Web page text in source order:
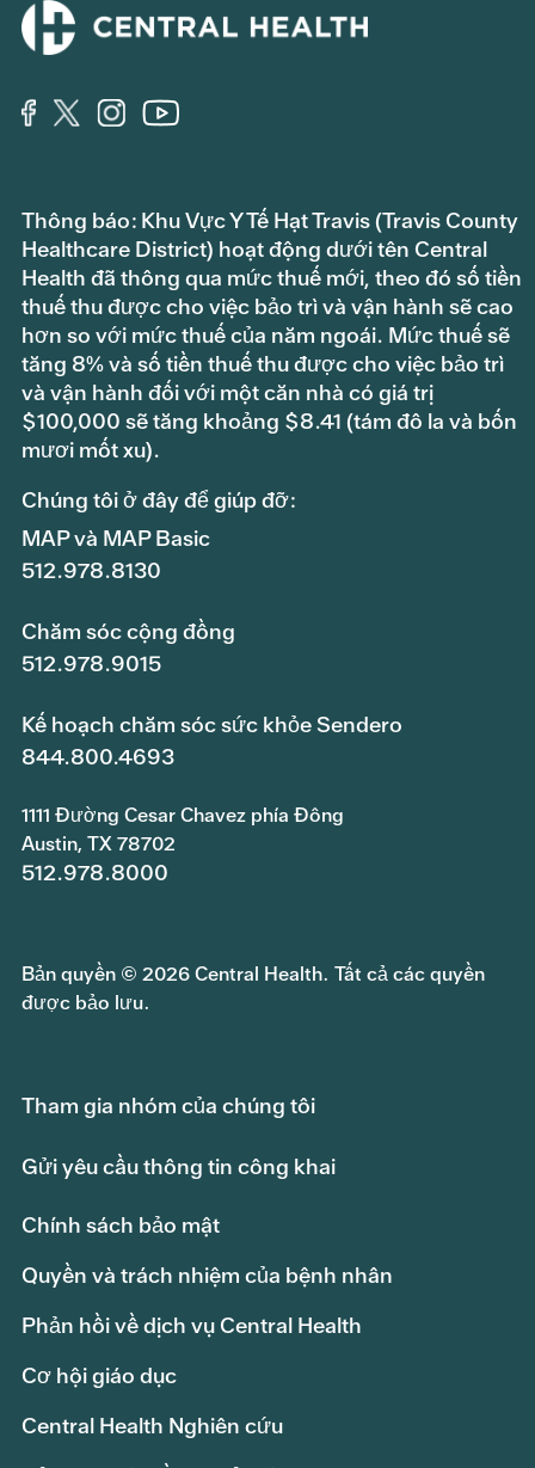
Thông báo: Khu Vực Y Tế Hạt Travis (Travis County
Healthcare District) hoạt động dưới tên Central
Health đã thông qua mức thuế mới, theo đó số tiền
thuế thu được cho việc bảo trì và vận hành sẽ cao
hơn so với mức thuế của năm ngoái. Mức thuế sẽ
tăng 8% và số tiền thuế thu được cho việc bảo trì
và vận hành đối với một căn nhà có giá trị
$100,000 sẽ tăng khoảng $8.41 (tám đô la và bốn
mươi mốt xu).
Chúng tôi ở đây để giúp đỡ:
MAP và MAP Basic
512.978.8130
Chăm sóc cộng đồng
512.978.9015
Kế hoạch chăm sóc sức khỏe Sendero
844.800.4693
1111 Đường Cesar Chavez phía Đông
Austin, TX 78702
512.978.8000
Bản quyền © 2026 Central Health. Tất cả các quyền
được bảo lưu.
Tham gia nhóm của chúng tôi
Gửi yêu cầu thông tin công khai
Chính sách bảo mật
Quyền và trách nhiệm của bệnh nhân
Phản hồi về dịch vụ Central Health
Cơ hội giáo dục
Central Health Nghiên cứu